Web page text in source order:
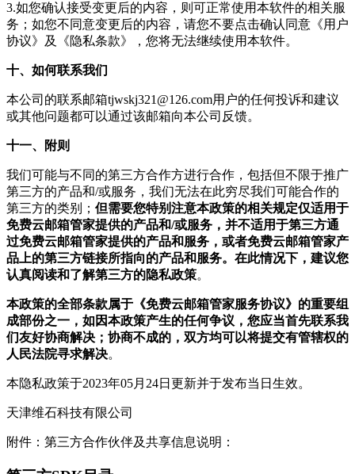
3.如您确认接受变更后的内容，则可正常使用本软件的相关服
务；如您不同意变更后的内容，请您不要点击确认同意《用户
协议》及《隐私条款》，您将无法继续使用本软件。
十、如何联系我们
本公司的联系邮箱tjwskj321@126.com用户的任何投诉和建议
或其他问题都可以通过该邮箱向本公司反馈。
十一、附则
我们可能与不同的第三方合作方进行合作，包括但不限于推广
第三方的产品和/或服务，我们无法在此穷尽我们可能合作的
第三方的类别； 但需要您特别注意本政策的相关规定仅适用于
免费云邮箱管家提供的产品和/或服务，并不适用于第三方通
过免费云邮箱管家提供的产品和服务，或者免费云邮箱管家产
品上的第三方链接所指向的产品和服务。在此情况下，建议您
认真阅读和了解第三方的隐私政策。
本政策的全部条款属于《免费云邮箱管家服务协议》的重要组
成部份之一，如因本政策产生的任何争议，您应当首先联系我
们友好协商解决；协商不成的，双方均可以将提交有管辖权的
人民法院寻求解决。
本隐私政策于2023年05月24日更新并于发布当日生效。
天津维石科技有限公司
附件：第三方合作伙伴及共享信息说明：